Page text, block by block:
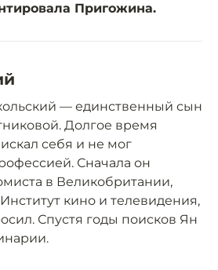
Пригожина.
— единственный сын
Долгое время
себя и не мог
Сначала он
в Великобритании,
кино и телевидения,
Спустя годы поисков Ян